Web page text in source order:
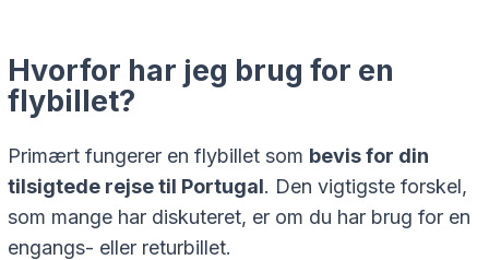
Hvorfor har jeg brug for en
flybillet?
Primært fungerer en flybillet som bevis for din
tilsigtede rejse til Portugal. Den vigtigste forskel,
som mange har diskuteret, er om du har brug for en
engangs- eller returbillet.